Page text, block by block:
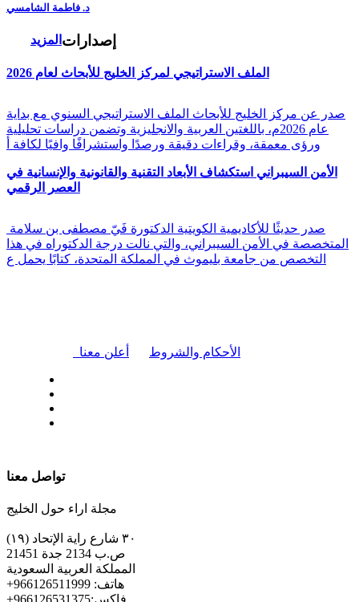
د. فاطمة الشامسي
المزيد إصدارات
الملف الاستراتيجي لمركز الخليج للأبحاث لعام 2026
صدر عن مركز الخليج للأبحاث الملف الاستراتيجي السنوي مع بداية
عام 2026م، باللغتين العربية والانجليزية وتضمن دراسات تحليلية
ورؤى معمقة، وقراءات دقيقة ورصدًا واستشرافًا وافيًا لكافة أ
الأمن السيبراني استكشاف الأبعاد التقنية والقانونية والإنسانية في
العصر الرقمي
المتخصصة في الأمن السيبراني، والتي نالت درجة الدكتوراه في هذا
التخصص من جامعة بليموث في المملكة المتحدة، كتابًا يحمل ع
أعلن معنا الأحكام والشروط
تواصل معنا
مجلة اراء حول الخليج
٣٠ شارع راية الإتحاد (١٩)
ص.ب 2134 جدة 21451
المملكة العربية السعودية
+هاتف: 966126511999